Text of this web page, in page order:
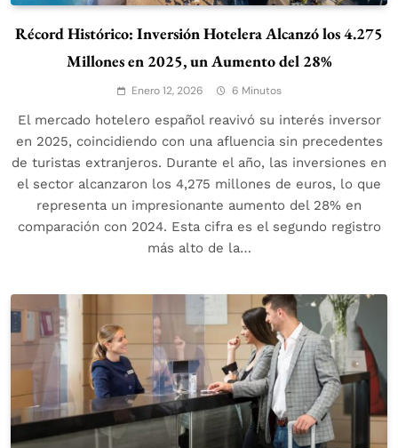
Récord Histórico: Inversión Hotelera Alcanzó los 4.275
Millones en 2025, un Aumento del 28%
Enero 12, 2026 6 Minutos
El mercado hotelero español reavivó su interés inversor
en 2025, coincidiendo con una afluencia sin precedentes
de turistas extranjeros. Durante el año, las inversiones en
el sector alcanzaron los 4,275 millones de euros, lo que
representa un impresionante aumento del 28% en
comparación con 2024. Esta cifra es el segundo registro
más alto de la…